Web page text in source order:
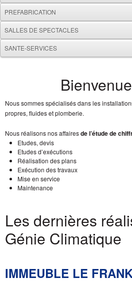
PREFABRICATION
SALLES DE SPECTACLES
SANTE-SERVICES
Nous sommes spécialisés dans les
propres, fluides et plomberie.
Nous réalisons nos affairesde l’étude de
Etudes, devis
Etudes d’exécutions
Réalisation des plans
Exécution des travaux
Mise en service
Maintenance
Les dernières
Génie Climatique
IMMEUBLE LE